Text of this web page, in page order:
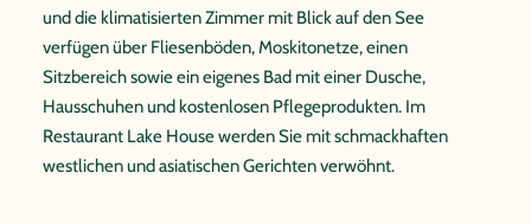
und die klimatisierten Zimmer mit Blick auf den See
verfügen über Fliesenböden, Moskitonetze, einen
Sitzbereich sowie ein eigenes Bad mit einer Dusche,
Hausschuhen und kostenlosen Pflegeprodukten. Im
Restaurant Lake House werden Sie mit schmackhaften
westlichen und asiatischen Gerichten verwöhnt.